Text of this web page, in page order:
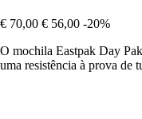
€ 70,00 € 56,00 -20%
O mochila Eastpak Day
uma resistência à prova de